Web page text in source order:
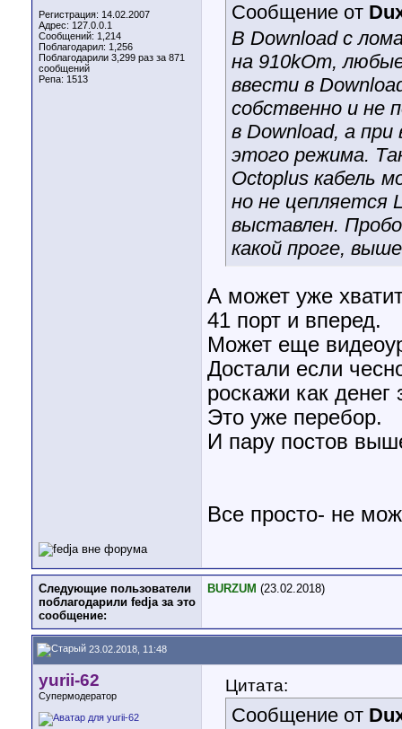
Регистрация: 14.02.2007
Адрес: 127.0.0.1
Сообщений: 1,214
Поблагодарил: 1,256
Поблагодарили 3,299 раз за 871
сообщений
Репа: 1513
Сообщение от
В Download с
на 910kOm,
ввести в
собственно и не
в Download, а
этого режима.
Octoplus кабель
но не цепляется
выставлен.
какой проге,
А может уже
41 порт и вперед.
Может еще
Достали если
роскажи как денег
Это уже перебор.
И пару постов
Все просто- не
Следующие пользователи
поблагодарили fedja за это
сообщение:
BURZUM (23.02.2018)
23.02.2018, 11:48
yurii-62
Супермодератор
Цитата:
Сообщение от